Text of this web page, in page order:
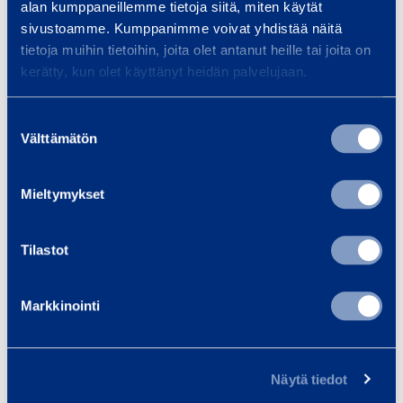
alan kumppaneillemme tietoja siitä, miten käytät
sivustoamme. Kumppanimme voivat yhdistää näitä
tietoja muihin tietoihin, joita olet antanut heille tai joita on
kerätty, kun olet käyttänyt heidän palvelujaan.
valinta
Välttämätön
Mieltymykset
Tilastot
Markkinointi
Näytä tiedot
13,89 €
/ kuukausi (alv 0 %)
Näet omat sopimushintasiRamiSmart-
asiakasportaalissa
Tutustuvuokraus- ja palveluehtoihin
1,5 m
0,9 m